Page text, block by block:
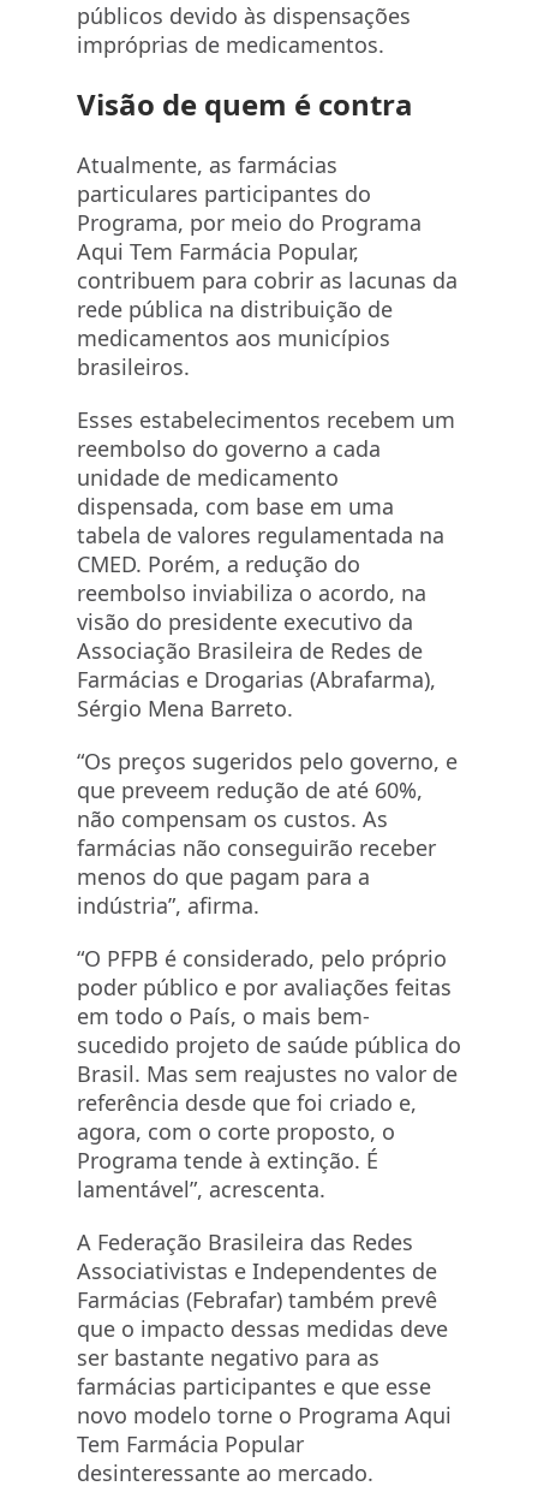
públicos devido às dispensações
impróprias de medicamentos.
Visão de quem é contra
Atualmente, as farmácias
particulares participantes do
Programa, por meio do Programa
Aqui Tem Farmácia Popular,
contribuem para cobrir as lacunas da
rede pública na distribuição de
medicamentos aos municípios
brasileiros.
Esses estabelecimentos recebem um
reembolso do governo a cada
unidade de medicamento
dispensada, com base em uma
tabela de valores regulamentada na
CMED. Porém, a redução do
reembolso inviabiliza o acordo, na
visão do presidente executivo da
Associação Brasileira de Redes de
Farmácias e Drogarias (Abrafarma),
Sérgio Mena Barreto.
“Os preços sugeridos pelo governo, e
que preveem redução de até 60%,
não compensam os custos. As
farmácias não conseguirão receber
menos do que pagam para a
indústria”, afirma.
“O PFPB é considerado, pelo próprio
poder público e por avaliações feitas
em todo o País, o mais bem-
sucedido projeto de saúde pública do
Brasil. Mas sem reajustes no valor de
referência desde que foi criado e,
agora, com o corte proposto, o
Programa tende à extinção. É
lamentável”, acrescenta.
A Federação Brasileira das Redes
Associativistas e Independentes de
Farmácias (Febrafar) também prevê
que o impacto dessas medidas deve
ser bastante negativo para as
farmácias participantes e que esse
novo modelo torne o Programa Aqui
Tem Farmácia Popular
desinteressante ao mercado.